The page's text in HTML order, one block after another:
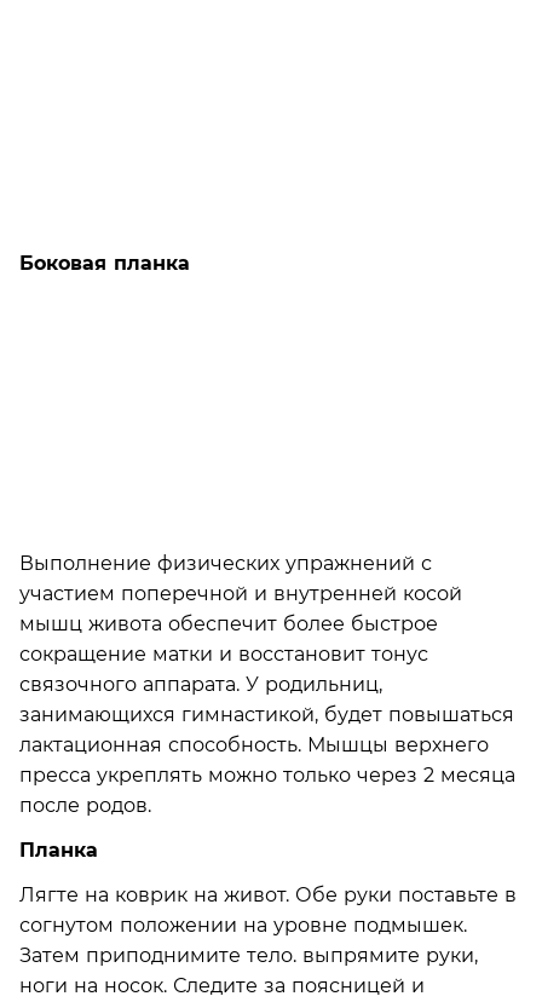
Боковая планка
Выполнение физических упражнений с
участием поперечной и внутренней косой
мышц живота обеспечит более быстрое
сокращение матки и восстановит тонус
связочного аппарата. У родильниц,
занимающихся гимнастикой, будет повышаться
лактационная способность. Мышцы верхнего
пресса укреплять можно только через 2 месяца
после родов.
Планка
Лягте на коврик на живот. Обе руки поставьте в
согнутом положении на уровне подмышек.
Затем приподнимите тело. выпрямите руки,
ноги на носок. Следите за поясницей и